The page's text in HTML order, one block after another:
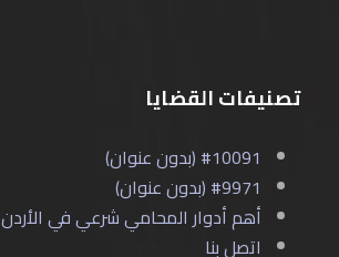
تصنيفات القضايا
#10091 (بدون عنوان)
#9971 (بدون عنوان)
أهم أدوار المحامي شرعي في الأردن
اتصل بنا